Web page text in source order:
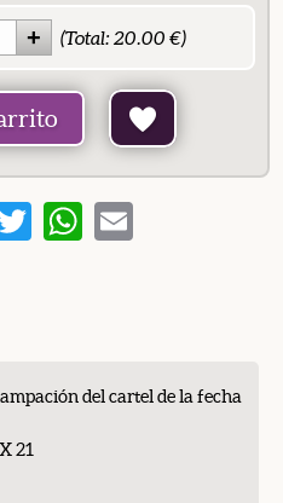
(Total:20.00 €)
TwitterWhatsApp
Email
del cartel de la fecha
21